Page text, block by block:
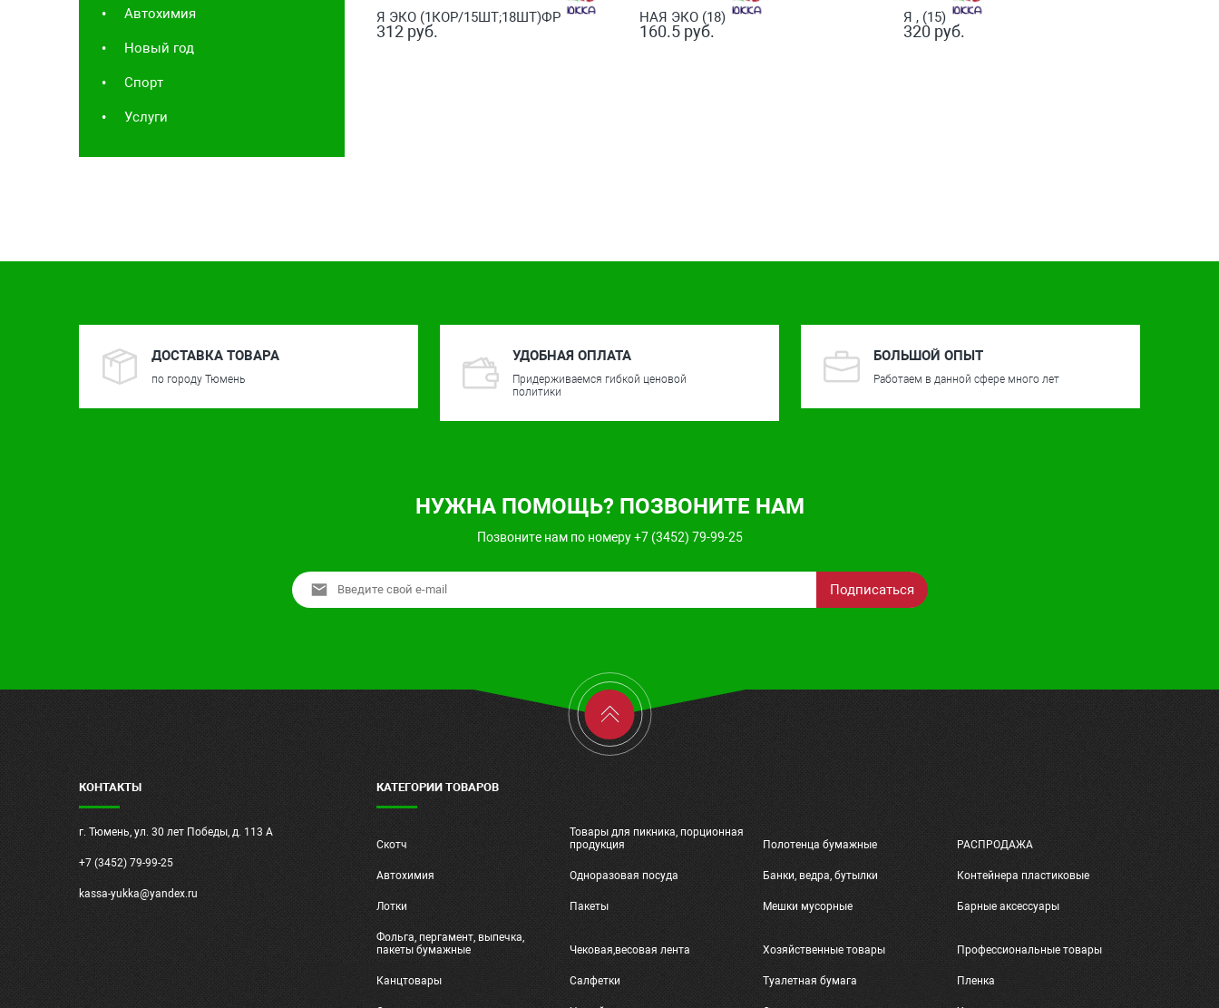
Автохимия
Новый год
Спорт
Услуги
Я ЭКО (1КОР/15ШТ;18ШТ)ФР
312 руб.
НАЯ ЭКО (18)
160.5 руб.
Я , (15)
320 руб.
ДОСТАВКА ТОВАРА
по городу Тюмень
УДОБНАЯ ОПЛАТА
Придерживаемся гибкой ценовой
политики
БОЛЬШОЙ ОПЫТ
Работаем в данной сфере много лет
НУЖНА ПОМОЩЬ? ПОЗВОНИТЕ НАМ
Позвоните нам по номеру +7 (3452) 79-99-25
Подписаться
КОНТАКТЫ
г. Тюмень, ул. 30 лет Победы, д. 113 А
+7 (3452) 79-99-25
kassa-yukka@yandex.ru
КАТЕГОРИИ ТОВАРОВ
Скотч
Товары для пикника, порционная
продукция
Полотенца бумажные РАСПРОДАЖА
Автохимия Одноразовая посуда Банки, ведра, бутылки Контейнера пластиковые
Лотки Пакеты Мешки мусорные Барные аксессуары
Фольга, пергамент, выпечка,
пакеты бумажные
Чековая,весовая лента Хозяйственные товары Профессиональные товары
Канцтовары Салфетки Туалетная бумага Пленка